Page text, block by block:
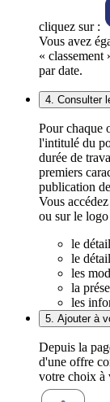
cliquez sur :
Vous avez
« classement
par date.
4. Consulter
Pour chaque
l'intitulé du
durée de
premiers
publication
Vous
ou sur le
le
le
les
la
les
5. Ajouter à
Depuis la
d'une offre
votre choix à